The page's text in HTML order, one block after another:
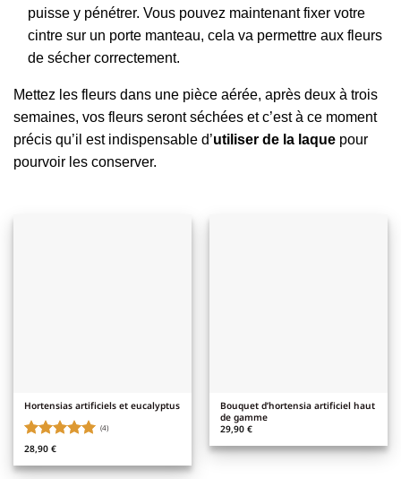
puisse y pénétrer. Vous pouvez maintenant fixer votre
cintre sur un porte manteau, cela va permettre aux fleurs
de sécher correctement.
Mettez les fleurs dans une pièce aérée, après deux à trois
semaines, vos fleurs seront séchées et c’est à ce moment
précis qu’il est indispensable d’utiliser de la laque pour
pourvoir les conserver.
Hortensias artificiels et eucalyptus
Note
5
(4)
28,90€
Bouquet d’hortensia artificiel haut
de gamme
29,90€